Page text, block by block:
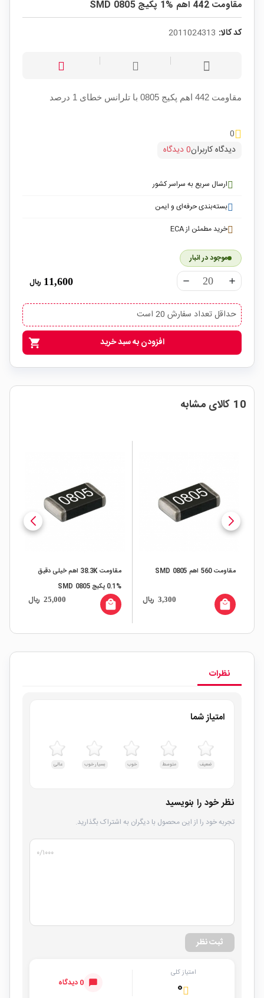
مقاومت 442 اهم %1 پکیج SMD 0805
کد کالا: 2011024313
مقاومت 442 اهم پکیج 0805 با تلرانس خطای 1 درصد
0
دیدگاه کاربران0 دیدگاه
ارسال سریع به سراسر کشور
بسته‌بندی حرفه‌ای و ایمن
خرید مطمئن از ECA
موجود در انبار
remove add
11,600 ریال
حداقل تعداد سفارش 20 است
shopping_cart افزودن به سبد خرید
10 کالای مشابه
مقاومت 560 اهم SMD 0805
3,300 ریال local_mall
مقاومت 38.3K اهم خیلی دقیق
%0.1 پکیج SMD 0805
25,000 ریال local_mall
نظرات
امتیاز شما
ضعیف متوسط خوب بسیار خوب عالی
نظر خود را بنویسید
تجربه خود را از این محصول با دیگران به اشتراک بگذارید.
۰/۱۰۰۰
ثبت نظر
امتیاز کلی
۰ 0 دیدگاه